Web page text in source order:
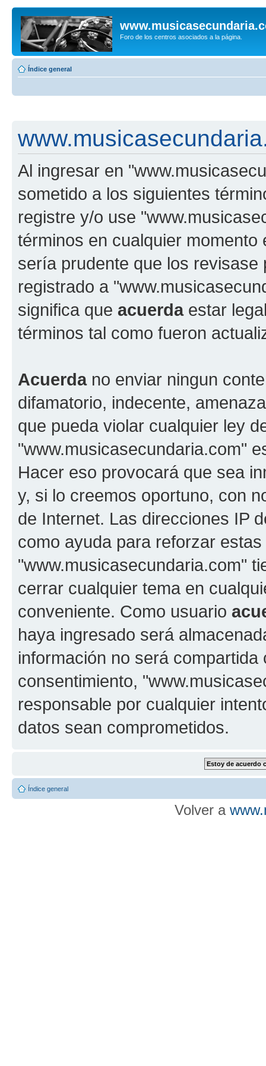
Foro de los centros asociados a la página.
Índice general
Al ingresar en
sometido a los siguientes
registre y/o use
términos en cualquier
sería prudente que los
registrado a
significa que acuerdaestar
términos tal como fueron
Acuerdano enviar ningun
difamatorio, indecente,
que pueda violar cualquier ley
"www.musicasecundaria.com"
Hacer eso provocará que sea
y, si lo creemos oportuno, con
de Internet. Las direcciones IP
como ayuda para reforzar
"www.musicasecundaria.com"
cerrar cualquier tema en
conveniente. Como usuario
haya ingresado será
información no será
consentimiento,
responsable por cualquier
datos sean comprometidos.
Índice general
Volver a